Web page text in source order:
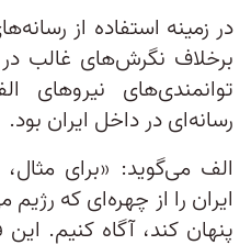
در زمینه استفاده از
برخلاف نگرش‌های غالب
توانمندی‌های نیروهای
رسانه‌ای در داخل ایران بود.
الف می‌گوید: «برای
ایران را از چهره‌ای که
پنهان کند، آگاه کنیم.